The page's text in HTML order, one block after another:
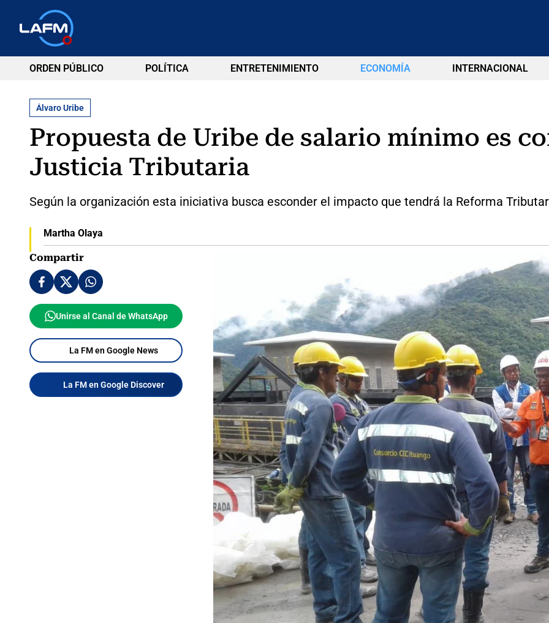
ORDEN PÚBLICO POLÍTICA ENTRETENIMIENTO ECONOMÍA INTERNACIONAL
Álvaro Uribe
Propuesta de Uribe de salario mínimo es
Justicia Tributaria
Según la organización esta iniciativa busca esconder el impacto que tendrá la Reforma
Martha Olaya
Compartir
Unirse al Canal de WhatsApp
La FM en Google News
La FM en Google Discover